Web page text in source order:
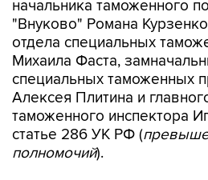
отдела специальных
Михаила Фаста,
специальных таможенных
Алексея Плитина и
таможенного инспектора
статье 286 УК РФ (
полномочий).
По версии следствия,